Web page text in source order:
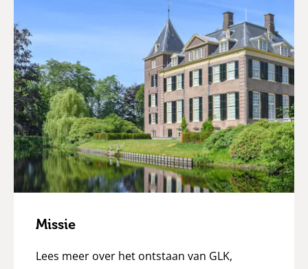
Missie
Lees meer over het ontstaan van GLK,